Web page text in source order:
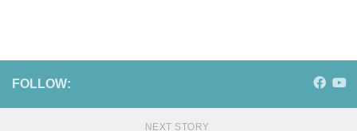
FOLLOW:
NEXT STORY